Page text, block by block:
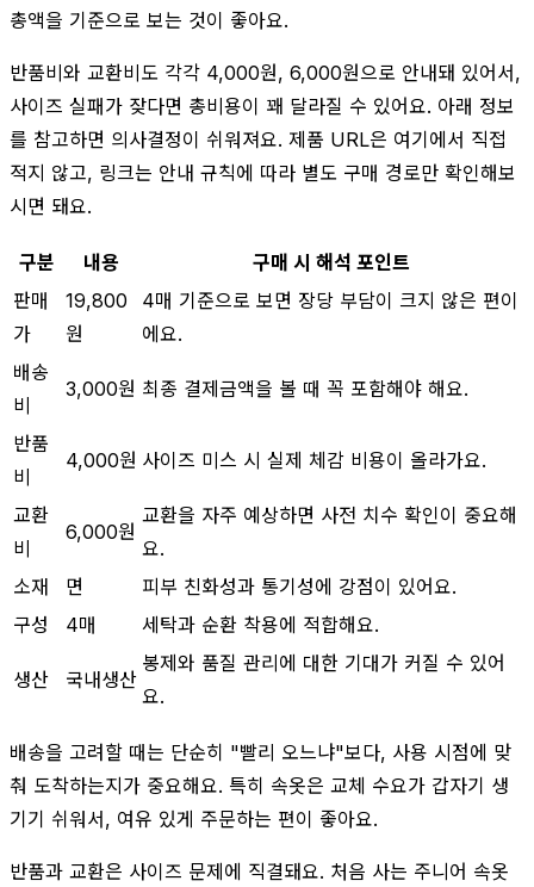
총액을 기준으로 보는 것이 좋아요.
반품비와 교환비도 각각 4,000원, 6,000원으로 안내돼 있어서,
사이즈 실패가 잦다면 총비용이 꽤 달라질 수 있어요. 아래 정보
를 참고하면 의사결정이 쉬워져요. 제품 URL은 여기에서 직접
적지 않고, 링크는 안내 규칙에 따라 별도 구매 경로만 확인해보
시면 돼요.
구분 내용
구매 시 해석 포인트
판매
가
19,800
원
4매 기준으로 보면 장당 부담이 크지 않은 편이
에요.
배송
비
3,000원 최종 결제금액을 볼 때 꼭 포함해야 해요.
반품
비
4,000원 사이즈 미스 시 실제 체감 비용이 올라가요.
교환
비
6,000원
교환을 자주 예상하면 사전 치수 확인이 중요해
요.
소재
면
피부 친화성과 통기성에 강점이 있어요.
구성
4매 세탁과 순환 착용에 적합해요.
생산 국내생산
봉제와 품질 관리에 대한 기대가 커질 수 있어
요.
배송을 고려할 때는 단순히 "빨리 오느냐"보다, 사용 시점에 맞
춰 도착하는지가 중요해요. 특히 속옷은 교체 수요가 갑자기 생
기기 쉬워서, 여유 있게 주문하는 편이 좋아요.
반품과 교환은 사이즈 문제에 직결돼요. 처음 사는 주니어 속옷